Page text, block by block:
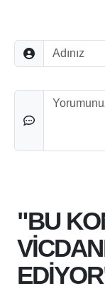
Adınız
Düşünceleriniz
"BU